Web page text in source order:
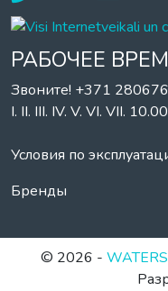
РАБОЧЕЕ
Звоните! +371
I. II. III. IV. V. VI. VII.
Условия по
Бренды
© 2026 -